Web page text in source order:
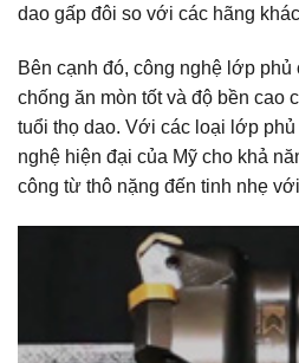
dao gấp đôi so với các hãng
Bên cạnh đó, công nghệ lớp phủ
chống ăn mòn tốt và độ bền cao
tuổi thọ dao. Với các loại lớp
nghệ hiện đại của Mỹ cho khả
công từ thô nặng đến tinh nhẹ